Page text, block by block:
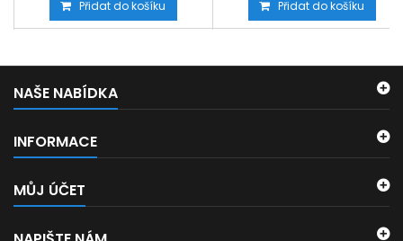
Přidat do košíku Přidat do košíku
NAŠE NABÍDKA
INFORMACE
MŮJ ÚČET